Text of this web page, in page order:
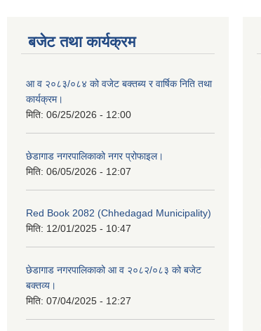
बजेट तथा कार्यक्रम
आ व २०८३/०८४ को वजेट बक्तब्य र वार्षिक निति तथा
कार्यक्रम।
मिति: 06/25/2026 - 12:00
छेडागाड नगरपालिकाको नगर प्रोफाइल।
मिति: 06/05/2026 - 12:07
Red Book 2082 (Chhedagad Municipality)
मिति: 12/01/2025 - 10:47
छेडागाड नगरपालिकाको आ व २०८२/०८३ को बजेट
बक्तव्य।
मिति: 07/04/2025 - 12:27